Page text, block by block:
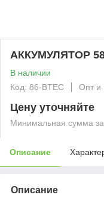
АККУМУЛЯТОР
В наличии
Код: 86-BTEC
Опт и
Цену уточняйте
Минимальная сумма
Описание
Описание